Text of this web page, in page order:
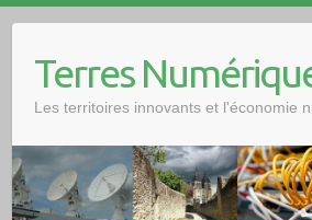
Terres
Les territoires innovants et l'économie